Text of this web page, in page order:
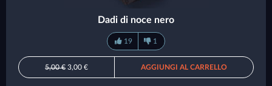
Dadi di noce nero
19 1
5,00 € 3,00 € AGGIUNGI AL CARRELLO